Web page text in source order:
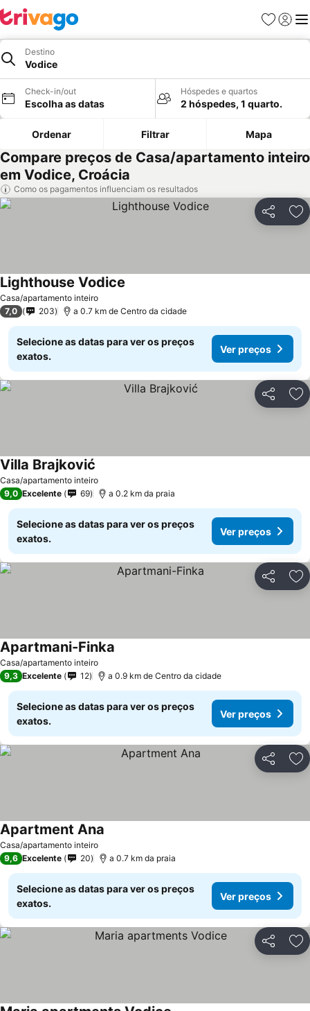
Favoritos
Iniciar
Destino
Vodice
Check-in/out
Escolha as datas
Hóspedes e quartos
2 hóspedes, 1 quarto.
Ordenar Filtrar Mapa
Compare preços de Casa/apartamento inteiro
em Vodice, Croácia
Como os pagamentos influenciam os resultados
Partilhar
Casa/apartamento inteiro
Lighthouse Vodice
7,0 203 a 0.7 km de Centro da cidade
Selecione as datas para ver os preços
exatos.
Ver preços
Partilhar
Casa/apartamento inteiro
Villa Brajković
9,0 Excelente 69 a 0.2 km da praia
Selecione as datas para ver os preços
exatos.
Ver preços
Partilhar
Casa/apartamento inteiro
Apartmani-Finka
9,3 Excelente 12 a 0.9 km de Centro da cidade
Selecione as datas para ver os preços
exatos.
Ver preços
Partilhar
Casa/apartamento inteiro
Apartment Ana
9,6 Excelente 20 a 0.7 km da praia
Selecione as datas para ver os preços
exatos.
Ver preços
Partilhar